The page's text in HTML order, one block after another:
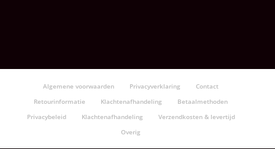
Algemene voorwaarden Privacyverklaring
Contact
Retourinformatie
Klachtenafhandeling
Betaalmethoden
Privacybeleid
Klachtenafhandeling
Verzendkosten & levertijd
Overig